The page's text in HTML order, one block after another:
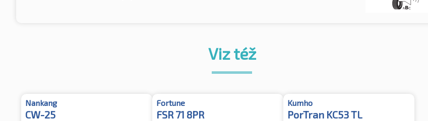
Viz též
Nankang
CW-25
Fortune
FSR 71 8PR
Kumho
PorTran KC53 TL